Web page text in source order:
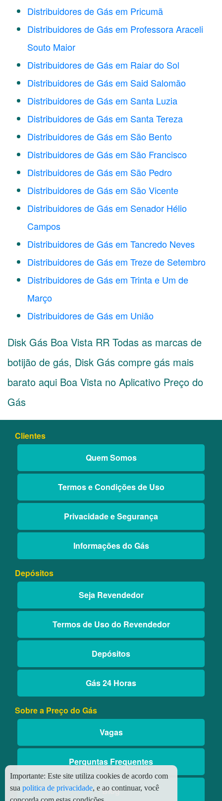
Distribuidores de Gás em Pricumã
Distribuidores de Gás em Professora Araceli
Souto Maior
Distribuidores de Gás em Raiar do Sol
Distribuidores de Gás em Said Salomão
Distribuidores de Gás em Santa Luzia
Distribuidores de Gás em Santa Tereza
Distribuidores de Gás em São Bento
Distribuidores de Gás em São Francisco
Distribuidores de Gás em São Pedro
Distribuidores de Gás em São Vicente
Distribuidores de Gás em Senador Hélio
Campos
Distribuidores de Gás em Tancredo Neves
Distribuidores de Gás em Treze de Setembro
Distribuidores de Gás em Trinta e Um de
Março
Distribuidores de Gás em União
Disk Gás Boa Vista RR Todas as marcas de
botijão de gás, Disk Gás compre gás mais
barato aqui Boa Vista no Aplicativo Preço do
Gás
Clientes
Quem Somos
Termos e Condições de Uso
Privacidade e Segurança
Informações do Gás
Depósitos
Seja Revendedor
Termos de Uso do Revendedor
Depósitos
Gás 24 Horas
Sobre a Preço do Gás
Vagas
Perguntas Frequentes
Blog
Importante: Este site utiliza cookies de acordo com
sua politica de privacidade, e ao continuar, você